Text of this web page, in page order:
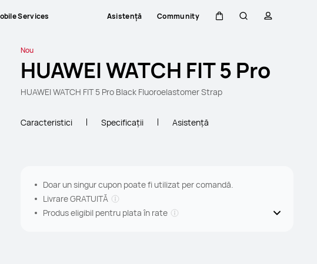
Services Asistență Community
Nou
HUAWEI WATCH FIT 5 Pro
HUAWEI WATCH FIT 5 Pro Black Fluoroelastomer Strap
Caracteristici Specificaţii Asistență
Doar un singur cupon poate fi utilizat per comandă.
Livrare GRATUITĂ
Produs eligibil pentru plata în rate